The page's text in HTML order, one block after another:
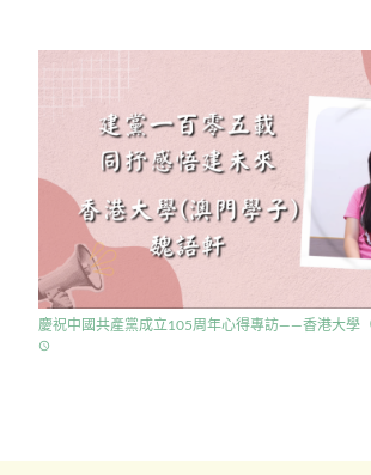
慶祝中國共產黨成立105周年心得專訪——香港大學
access_time